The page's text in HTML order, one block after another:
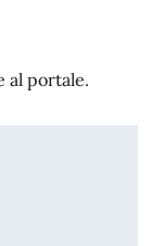
al portale.